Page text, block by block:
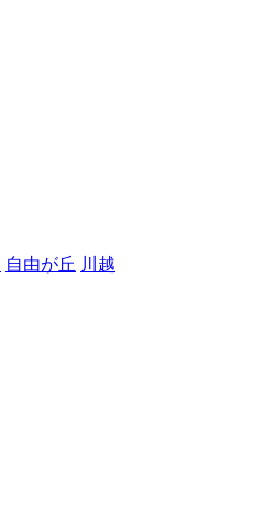
自由が丘 川越